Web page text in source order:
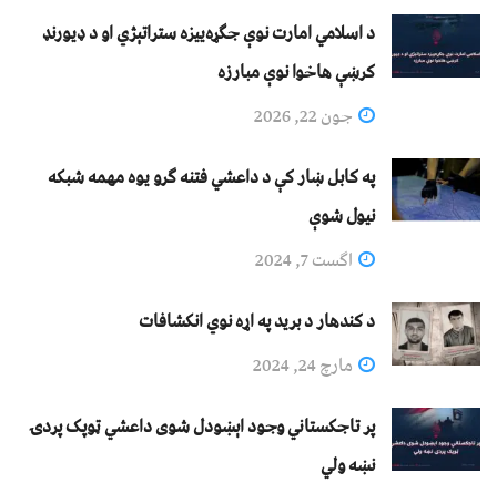
د اسلامي امارت نوې جګړه‌ییزه ستراتېژي او د ډیورنډ
کرښې هاخوا نوې مبارزه
جون 22, 2026
په کابل ښار کې د داعشي فتنه ګرو يوه مهمه شبکه
نيول شوې
اگست 7, 2024
د کندهار د برید په اړه نوي انکشافات
مارچ 24, 2024
پر تاجکستاني وجود اېښودل شوی داعشي ټوپک پردۍ
نښه ولي